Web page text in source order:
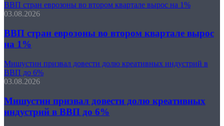
ВВП стран еврозоны во втором квартале вырос на 1%
03.08.2026
ВВП стран еврозоны во втором квартале вырос
на 1%
Мишустин призвал довести долю креативных индустрий в
ВВП до 6%
03.08.2026
Мишустин призвал довести долю креативных
индустрий в ВВП до 6%